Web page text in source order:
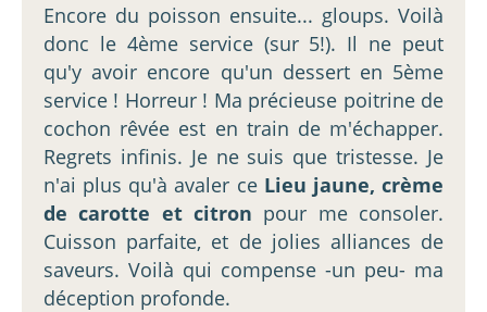
Encore du poisson ensuite... gloups. Voilà
donc le 4ème service (sur 5!). Il ne peut
qu'y avoir encore qu'un dessert en 5ème
service ! Horreur ! Ma précieuse poitrine de
cochon rêvée est en train de m'échapper.
Regrets infinis. Je ne suis que tristesse. Je
n'ai plus qu'à avaler ce Lieu jaune, crème
de carotte et citron pour me consoler.
Cuisson parfaite, et de jolies alliances de
saveurs. Voilà qui compense -un peu- ma
déception profonde.